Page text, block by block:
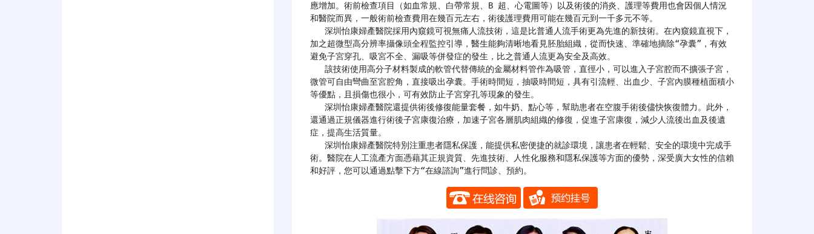
應增加。術前檢查項目（如血常規、白帶常規、B 超、心電圖等）以及術後的消炎、護理等費用也會因個人情況
和醫院而異，一般術前檢查費用在幾百元左右，術後護理費用可能在幾百元到一千多元不等。
加之超微型高分辨率攝像頭全程監控引導，醫生能夠清晰地看見胚胎組織，從而快速、準確地摘除“孕囊”，有效
避免子宮穿孔、吸宮不全、漏吸等併發症的發生，比之普通人流更為安全及高效。
微管可自由彎曲至宮腔角，直接吸出孕囊。手術時間短，抽吸時間短，具有引流輕、出血少、子宮內膜種植面積小
等優點，且損傷也很小，可有效防止子宮穿孔等現象的發生。
還通過正規儀器進行術後子宮康復治療，加速子宮各層肌肉組織的修復，促進子宮康復，減少人流後出血及後遺
症，提高生活質量。
術。醫院在人工流產方面憑藉其正規資質、先進技術、人性化服務和隱私保護等方面的優勢，深受廣大女性的信賴
和好評，您可以通過點擊下方“在線諮詢”進行問診、預約。